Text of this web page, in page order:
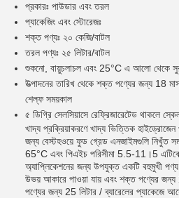
প্রকারঃ পাউডার এবং তরল
প্যাকেজিং এবং স্টোরেজঃ
শক্ত পণ্যঃ ২০ কেজি/বাটল
তরল পণ্যঃ ২৫ লিটার/বাটল
শুকনো, বায়ুচলাচল এবং 25°C এ আলো থেকে
উত্পাদনের তারিখ থেকে শক্ত পণ্যের জন্য 18
শেল্ফ সময়কাল
৫ ডিগ্রি সেলসিয়াসে রেফ্রিজারেটেড থাকলে
খাদ্য প্রক্রিয়াকরণে খাদ্য ভিত্তিক হাইড্রোজেন
জন্য বেস্টহওয়ে ফুড গ্রেড এনজাইমগুলি নিখুঁত
65°C এবং পিএইচ পরিসীমা 5.5-11।5 এটিকে
অ্যাপ্লিকেশনের জন্য উপযুক্ত একটি বহুমুখী
উভয় আকারে পাওয়া যায় এবং শক্ত পণ্যের
পণ্যের জন্য 25 লিটার / ব্যারেলের প্যাকেজে